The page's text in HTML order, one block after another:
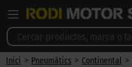
Inici > Pneumàtics > Continental >